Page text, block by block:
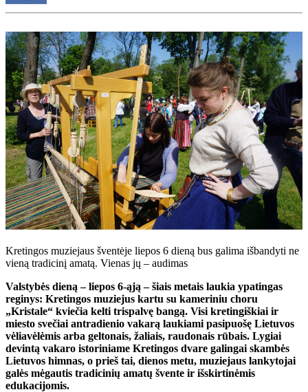
Kretingos muziejaus šventėje liepos 6 dieną bus galima išbandyti ne
vieną tradicinį amatą. Vienas jų – audimas
Valstybės dieną – liepos 6-ąją – šiais metais laukia ypatingas
reginys: Kretingos muziejus kartu su kameriniu choru
„Kristale“ kviečia kelti trispalvę bangą. Visi kretingiškiai ir
miesto svečiai antradienio vakarą laukiami pasipuošę Lietuvos
vėliavėlėmis arba geltonais, žaliais, raudonais rūbais. Lygiai
devintą vakaro istoriniame Kretingos dvare galingai skambės
Lietuvos himnas, o prieš tai, dienos metu, muziejaus lankytojai
galės mėgautis tradicinių amatų švente ir išskirtinėmis
edukacijomis.